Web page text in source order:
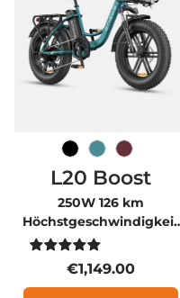
SchwarzMeeresgrün
L20 Boost
250W 126 km
Höchstgeschwindigkeit
25 km/h Step-Thru-E-Bike
€1,149.00